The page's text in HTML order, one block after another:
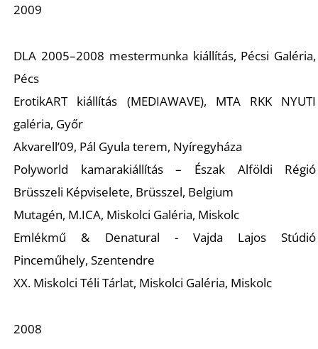
2009
DLA 2005–2008 mestermunka kiállítás, Pécsi Galéria,
Pécs
ErotikART kiállítás (MEDIAWAVE), MTA RKK NYUTI
galéria, Győr
Akvarell’09, Pál Gyula terem, Nyíregyháza
Polyworld kamarakiállítás – Észak Alföldi Régió
Brüsszeli Képviselete, Brüsszel, Belgium
Mutagén, M.ICA, Miskolci Galéria, Miskolc
Emlékmű & Denatural - Vajda Lajos Stúdió
Pinceműhely, Szentendre
XX. Miskolci Téli Tárlat, Miskolci Galéria, Miskolc
2008